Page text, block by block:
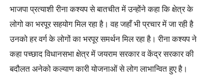
भाजपा प्रत्याशी रीना कश्यप से बातचीत में उन्होंने कहा कि क्षेत्र के
लोगो का भरपूर सहयोग मिल रहा है। वह जहाँ भी प्रचार में जा रही है
उनको हर वर्ग के लोगों का भरपूर समर्थन मिल रहा है। रीना कश्यप ने
कहा पच्छाद विधानसभा क्षेत्र में जयराम सरकार व केंद्र सरकार की
बदौलत अनेको कल्याण कारी योजनाओं से लोग लाभान्वित हुए है।